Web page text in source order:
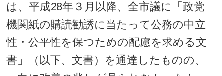
は、平成28年３月以降、全市議に「政党
機関紙の購読勧誘に当たって公務の中立
性・公平性を保つための配慮を求める文
書」（以下、文書）を通達したものの、